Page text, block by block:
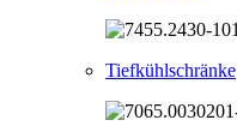
Tiefkühlschränke